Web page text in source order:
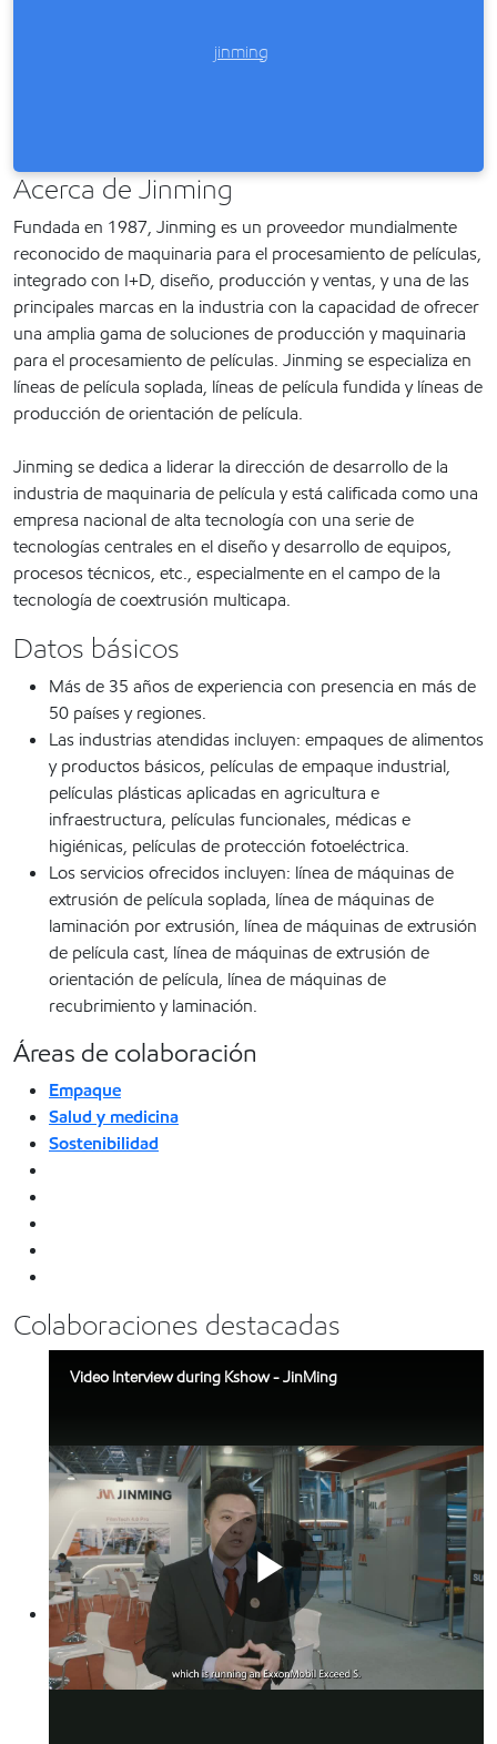
jinming
Acerca de Jinming
Fundada en 1987, Jinming es un proveedor mundialmente
reconocido de maquinaria para el procesamiento de películas,
integrado con I+D, diseño, producción y ventas, y una de las
principales marcas en la industria con la capacidad de ofrecer
una amplia gama de soluciones de producción y maquinaria
para el procesamiento de películas. Jinming se especializa en
líneas de película soplada, líneas de película fundida y líneas de
producción de orientación de película.
Jinming se dedica a liderar la dirección de desarrollo de la
industria de maquinaria de película y está calificada como una
empresa nacional de alta tecnología con una serie de
tecnologías centrales en el diseño y desarrollo de equipos,
procesos técnicos, etc., especialmente en el campo de la
tecnología de coextrusión multicapa.
Datos básicos
Más de 35 años de experiencia con presencia en más de
50 países y regiones.
Las industrias atendidas incluyen: empaques de alimentos
y productos básicos, películas de empaque industrial,
películas plásticas aplicadas en agricultura e
infraestructura, películas funcionales, médicas e
higiénicas, películas de protección fotoeléctrica.
Los servicios ofrecidos incluyen: línea de máquinas de
extrusión de película soplada, línea de máquinas de
laminación por extrusión, línea de máquinas de extrusión
de película cast, línea de máquinas de extrusión de
orientación de película, línea de máquinas de
recubrimiento y laminación.
Áreas de colaboración
Empaque
Salud y medicina
Sostenibilidad
Colaboraciones destacadas
Video Interview during Kshow - JinMing
Play
Video sobre Jinming: Entrevista
durante la feria K 2022
En Kshow 2022, JinMing presentó su nueva máquina